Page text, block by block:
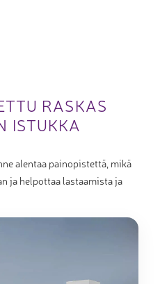
RASKAS
ISTUKKA
alentaa painopistettä, mikä
ja helpottaa lastaamista ja